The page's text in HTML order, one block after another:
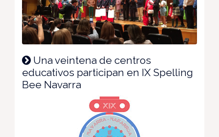
Una veintena de centros
educativos participan en IX Spelling
Bee Navarra